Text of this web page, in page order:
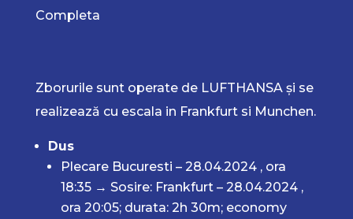
Completa
Zborurile sunt operate de LUFTHANSA și se
realizează cu escala in Frankfurt si Munchen.
Dus
Plecare Bucuresti – 28.04.2024 , ora
18:35 → Sosire: Frankfurt – 28.04.2024 ,
ora 20:05; durata: 2h 30m; economy